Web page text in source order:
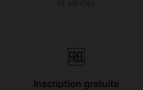
🆓
Inscription gratuite